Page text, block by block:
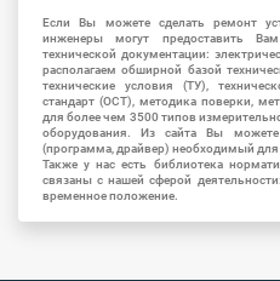
Если Вы можете сделать ремонт
инженеры могут предоставить
технической документации:
располагаем обширной базой
технические условия (ТУ),
стандарт (ОСТ), методика поверки,
для более чем 3500 типов
оборудования. Из сайта Вы
(программа, драйвер) необходимый для
Также у нас есть библиотека
связаны с нашей сферой
временное положение.